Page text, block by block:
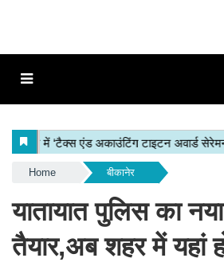
Home बीकानेर
यातायात पुलिस का
तैयार,अब शहर में यहां